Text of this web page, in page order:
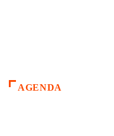
AGENDA